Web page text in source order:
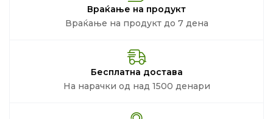
Враќање на продукт
Враќање на продукт до 7 дена
Бесплатна достава
На нарачки од над 1500 денари